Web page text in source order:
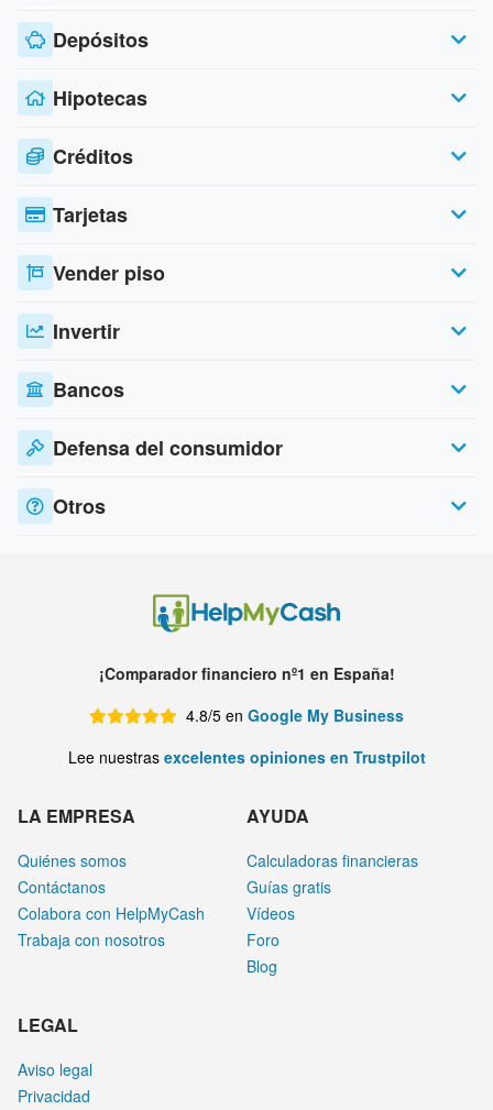
Depósitos
Hipotecas
Créditos
Tarjetas
Vender piso
Invertir
Bancos
Defensa del consumidor
Otros
¡Comparador financiero nº1 en España!
4.8/5 en Google My Business
Lee nuestras excelentes opiniones en Trustpilot
LA EMPRESA
Quiénes somos
Contáctanos
Colabora con HelpMyCash
Trabaja con nosotros
AYUDA
Calculadoras financieras
Guías gratis
Vídeos
Foro
Blog
LEGAL
Aviso legal
Privacidad